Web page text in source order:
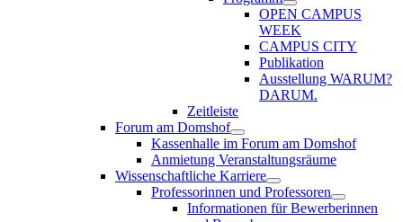
OPEN CAMPUS
WEEK
CAMPUS CITY
Publikation
Ausstellung WARUM?
DARUM.
Zeitleiste
Forum am Domshof
Kassenhalle im Forum am Domshof
Anmietung Veranstaltungsräume
Wissenschaftliche Karriere
Professorinnen und Professoren
Informationen für Bewerberinnen